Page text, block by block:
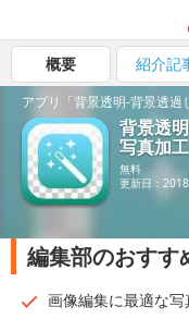
概要 紹介記
背景透
写真加
無料
更新日：
編集部のおすす
画像編集に最適な写